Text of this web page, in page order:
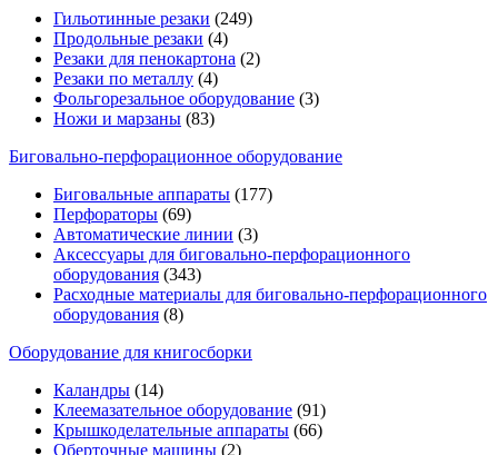
Гильотинные резаки (249)
Продольные резаки (4)
Резаки для пенокартона (2)
Резаки по металлу (4)
Фольгорезальное оборудование (3)
Ножи и марзаны (83)
Биговально-перфорационное оборудование
Биговальные аппараты (177)
Перфораторы (69)
Автоматические линии (3)
Аксессуары для биговально-перфорационного
оборудования (343)
Расходные материалы для биговально-перфорационного
оборудования (8)
Оборудование для книгосборки
Каландры (14)
Клеемазательное оборудование (91)
Крышкоделательные аппараты (66)
Оберточные машины (2)